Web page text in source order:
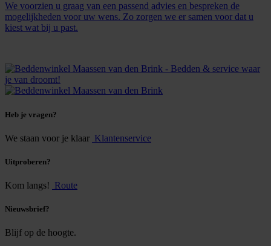
We voorzien u graag van een passend advies en bespreken de
mogelijkheden voor uw wens. Zo zorgen we er samen voor dat u
kiest wat bij u past.
Heb je vragen?
We staan voor je klaar Klantenservice
Uitproberen?
Kom langs! Route
Nieuwsbrief?
Blijf op de hoogte.